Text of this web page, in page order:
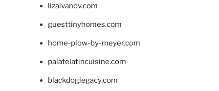
lizaivanov.com
guesttinyhomes.com
home-plow-by-meyer.com
palatelatincuisine.com
blackdoglegacy.com